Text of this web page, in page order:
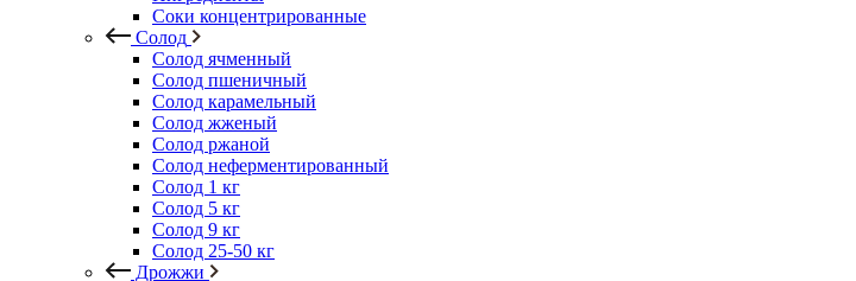
Соки концентрированные
Солод
Солод ячменный
Солод пшеничный
Солод карамельный
Солод жженый
Солод ржаной
Солод неферментированный
Солод 1 кг
Солод 5 кг
Солод 9 кг
Солод 25-50 кг
Дрожжи